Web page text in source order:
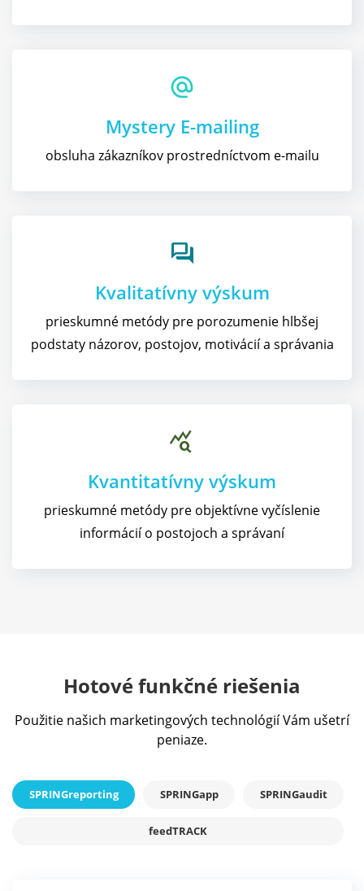
alternate_email
Mystery E-mailing
obsluha zákazníkov prostredníctvom e-mailu
forum
Kvalitatívny výskum
prieskumné metódy pre porozumenie hlbšej
podstaty názorov, postojov, motivácií a správania
query_stats
Kvantitatívny výskum
prieskumné metódy pre objektívne vyčíslenie
informácií o postojoch a správaní
Hotové funkčné riešenia
Použitie našich marketingových technológií Vám ušetrí
peniaze.
SPRINGreporting SPRINGapp SPRINGaudit
feedTRACK